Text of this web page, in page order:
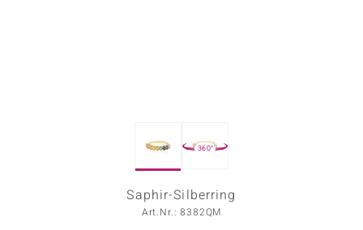
360°
Saphir-Silberring
Art.Nr.: 8382QM